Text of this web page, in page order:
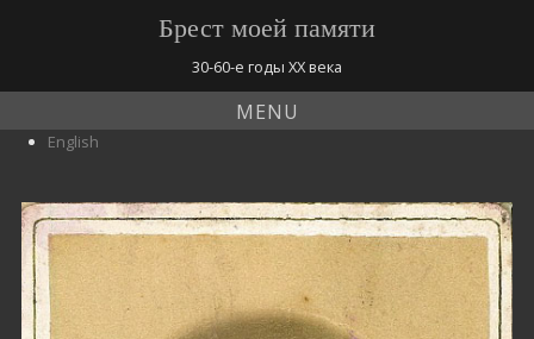
Брест моей памяти
30-60-е годы ХХ века
MENU
English